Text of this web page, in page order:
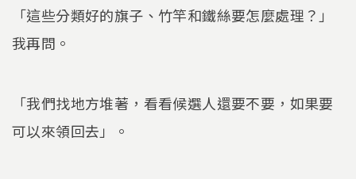
「這些分類好的旗子、竹竿和鐵絲要怎麼處理？」
我再問。
「我們找地方堆著，看看候選人還要不要，如果要
可以來領回去」。